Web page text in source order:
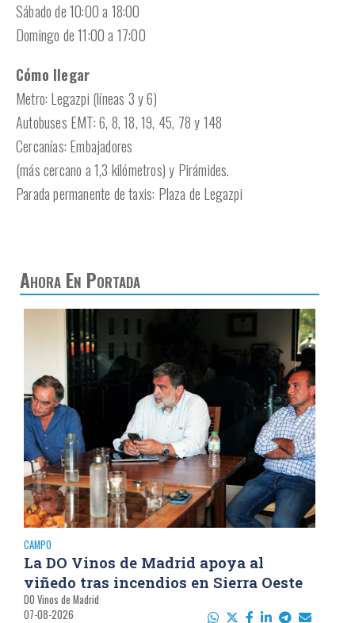
Sábado de 10:00 a 18:00
Domingo de 11:00 a 17:00
Cómo llegar
Metro: Legazpi (líneas 3 y 6)
Autobuses EMT: 6, 8, 18, 19, 45, 78 y 148
Cercanías: Embajadores
(más cercano a 1,3 kilómetros) y Pirámides.
Parada permanente de taxis: Plaza de Legazpi
Ahora En Portada
CAMPO
La DO Vinos de Madrid apoya al
viñedo tras incendios en Sierra Oeste
DO Vinos de Madrid
07-08-2026